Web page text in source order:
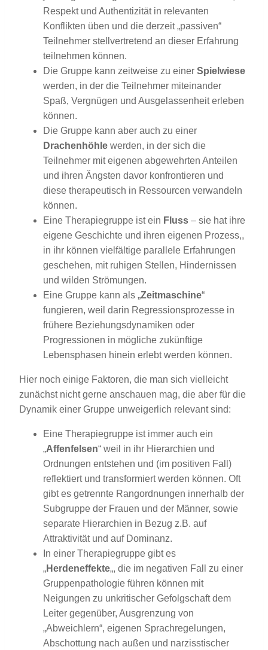
Respekt und Authentizität in relevanten
Konflikten üben und die derzeit „passiven“
Teilnehmer stellvertretend an dieser Erfahrung
teilnehmen können.
Die Gruppe kann zeitweise zu einer Spielwiese
werden, in der die Teilnehmer miteinander
Spaß, Vergnügen und Ausgelassenheit erleben
können.
Die Gruppe kann aber auch zu einer
Drachenhöhle werden, in der sich die
Teilnehmer mit eigenen abgewehrten Anteilen
und ihren Ängsten davor konfrontieren und
diese therapeutisch in Ressourcen verwandeln
können.
Eine Therapiegruppe ist ein Fluss – sie hat ihre
eigene Geschichte und ihren eigenen Prozess,,
in ihr können vielfältige parallele Erfahrungen
geschehen, mit ruhigen Stellen, Hindernissen
und wilden Strömungen.
Eine Gruppe kann als „Zeitmaschine“
fungieren, weil darin Regressionsprozesse in
frühere Beziehungsdynamiken oder
Progressionen in mögliche zukünftige
Lebensphasen hinein erlebt werden können.
Hier noch einige Faktoren, die man sich vielleicht
zunächst nicht gerne anschauen mag, die aber für die
Dynamik einer Gruppe unweigerlich relevant sind:
Eine Therapiegruppe ist immer auch ein
„Affenfelsen“ weil in ihr Hierarchien und
Ordnungen entstehen und (im positiven Fall)
reflektiert und transformiert werden können. Oft
gibt es getrennte Rangordnungen innerhalb der
Subgruppe der Frauen und der Männer, sowie
separate Hierarchien in Bezug z.B. auf
Attraktivität und auf Dominanz.
In einer Therapiegruppe gibt es
„Herdeneffekte„, die im negativen Fall zu einer
Gruppenpathologie führen können mit
Neigungen zu unkritischer Gefolgschaft dem
Leiter gegenüber, Ausgrenzung von
„Abweichlern“, eigenen Sprachregelungen,
Abschottung nach außen und narzisstischer